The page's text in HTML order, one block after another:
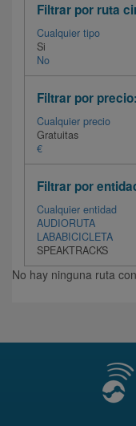
Filtrar por ruta
Cualquier tipo
Si
No
Filtrar por precio:
Cualquier precio
Gratuitas
€
Filtrar por
Cualquier entidad
AUDIORUTA
LABABICICLETA
SPEAKTRACKS
No hay ninguna ruta